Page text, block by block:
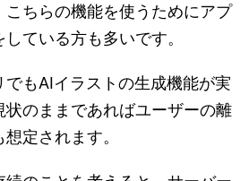
こちらの機能を使うためにアプ
ている方も多いです。
でもAIイラストの生成機能が実
状のままであればユーザーの離
定されます。